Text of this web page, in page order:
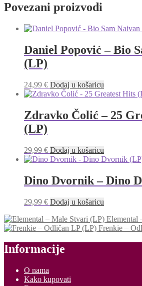
Povezani proizvodi
Daniel Popović – Bio
(LP)
24,99 € Dodaj u košaricu
Zdravko Čolić – 25
(LP)
29,99 € Dodaj u košaricu
Dino Dvornik – Dino
29,99 € Dodaj u košaricu
Elemental
Frenkie –
Informacije
O nama
Kako kupovati